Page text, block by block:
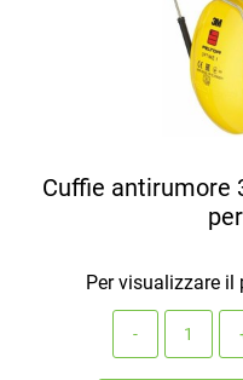
Cuffie antirumore
Per visualizzare il